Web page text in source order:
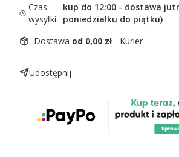
Czas
wysyłki:
kup do 12:00 - dostawa
poniedziałku do piątku)
Dostawa od 0,00 zł - Kurier
Udostępnij